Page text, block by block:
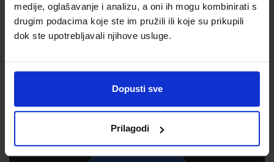
medije, oglašavanje i analizu, a oni ih mogu kombinirati s
drugim podacima koje ste im pružili ili koje su prikupili
dok ste upotrebljavali njihove usluge.
Dopusti sve
Prilagodi
Newsletter prijava
pogodnostima